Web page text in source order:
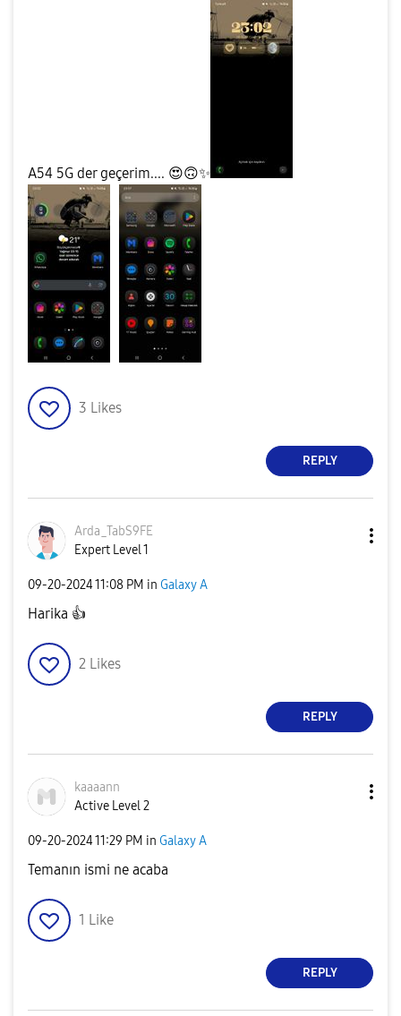
A54 5G der geçerim.... 😍🙃✨
3 Likes
REPLY
Arda_TabS9FE
Expert Level 1
‎09-20-202411:08 PM in Galaxy A
Harika 👍
2 Likes
REPLY
kaaaann
Active Level 2
‎09-20-202411:29 PM in Galaxy A
Temanın ismi ne acaba
1 Like
REPLY